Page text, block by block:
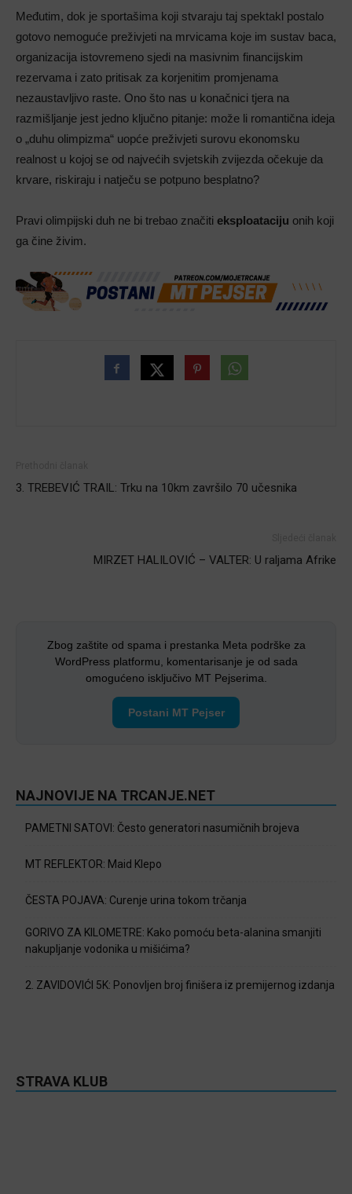
Međutim, dok je sportašima koji stvaraju taj spektakl postalo
gotovo nemoguće preživjeti na mrvicama koje im sustav baca,
organizacija istovremeno sjedi na masivnim financijskim
rezervama i zato pritisak za korjenitim promjenama
nezaustavljivo raste. Ono što nas u konačnici tjera na
razmišljanje jest jedno ključno pitanje: može li romantična ideja
o „duhu olimpizma“ uopće preživjeti surovu ekonomsku
realnost u kojoj se od najvećih svjetskih zvijezda očekuje da
krvare, riskiraju i natječu se potpuno besplatno?
Pravi olimpijski duh ne bi trebao značiti eksploataciju onih koji
ga čine živim.
3. TREBEVIĆ TRAIL: Trku na 10km završilo 70 učesnika
MIRZET HALILOVIĆ – VALTER: U raljama Afrike
Zbog zaštite od spama i prestanka Meta podrške za
WordPress platformu, komentarisanje je od sada
omogućeno isključivo MT Pejserima.
Postani MT Pejser
NAJNOVIJE NA TRCANJE.NET
PAMETNI SATOVI: Često generatori nasumičnih brojeva
MT REFLEKTOR: Maid Klepo
ČESTA POJAVA: Curenje urina tokom trčanja
GORIVO ZA KILOMETRE: Kako pomoću beta-alanina smanjiti
nakupljanje vodonika u mišićima?
2. ZAVIDOVIĆI 5K: Ponovljen broj finišera iz premijernog izdanja
STRAVA KLUB